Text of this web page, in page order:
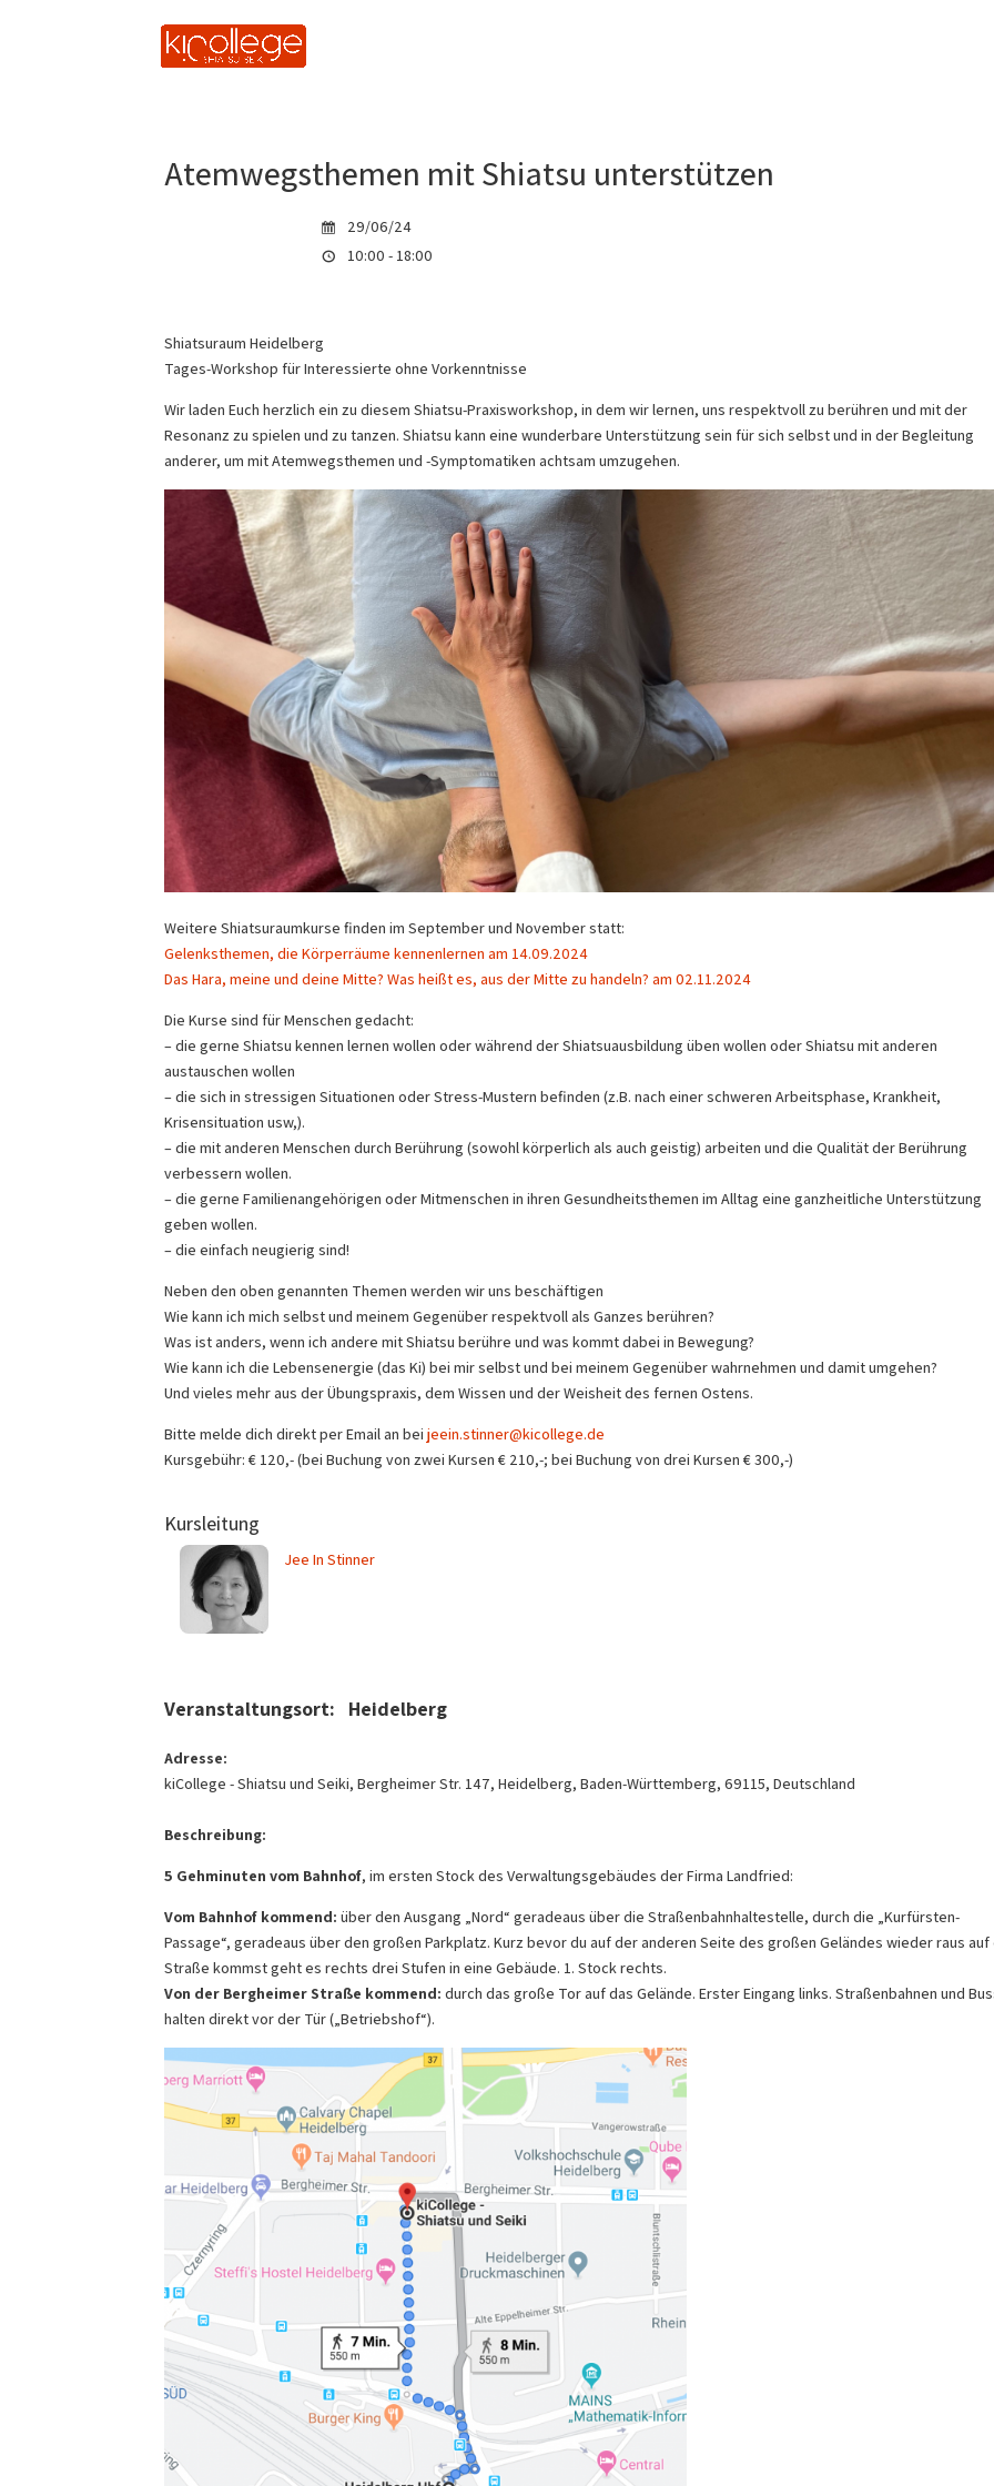
Atemwegsthemen mit Shiatsu unterstützen
29/06/24
10:00 - 18:00
Shiatsuraum Heidelberg
Tages-Workshop für Interessierte ohne Vorkenntnisse
Wir laden Euch herzlich ein zu diesem Shiatsu-Praxisworkshop, in dem wir lernen, uns respektvoll zu berühren und mit der
Resonanz zu spielen und zu tanzen. Shiatsu kann eine wunderbare Unterstützung sein für sich selbst und in der Begleitung
anderer, um mit Atemwegsthemen und -Symptomatiken achtsam umzugehen.
Weitere Shiatsuraumkurse finden im September und November statt:
Gelenksthemen, die Körperräume kennenlernen am 14.09.2024
Das Hara, meine und deine Mitte? Was heißt es, aus der Mitte zu handeln? am 02.11.2024
Die Kurse sind für Menschen gedacht:
– die gerne Shiatsu kennen lernen wollen oder während der Shiatsuausbildung üben wollen oder Shiatsu mit anderen
austauschen wollen
– die sich in stressigen Situationen oder Stress-Mustern befinden (z.B. nach einer schweren Arbeitsphase, Krankheit,
Krisensituation usw,).
– die mit anderen Menschen durch Berührung (sowohl körperlich als auch geistig) arbeiten und die Qualität der Berührung
verbessern wollen.
– die gerne Familienangehörigen oder Mitmenschen in ihren Gesundheitsthemen im Alltag eine ganzheitliche Unterstützung
geben wollen.
– die einfach neugierig sind!
Neben den oben genannten Themen werden wir uns beschäftigen
Wie kann ich mich selbst und meinem Gegenüber respektvoll als Ganzes berühren?
Was ist anders, wenn ich andere mit Shiatsu berühre und was kommt dabei in Bewegung?
Wie kann ich die Lebensenergie (das Ki) bei mir selbst und bei meinem Gegenüber wahrnehmen und damit umgehen?
Und vieles mehr aus der Übungspraxis, dem Wissen und der Weisheit des fernen Ostens.
Bitte melde dich direkt per Email an beijeein.stinner@kicollege.de
Kursgebühr: € 120,- (bei Buchung von zwei Kursen € 210,-; bei Buchung von drei Kursen € 300,-)
Kursleitung
Jee In Stinner
Veranstaltungsort: Heidelberg
Adresse:
kiCollege - Shiatsu und Seiki, Bergheimer Str. 147,Heidelberg,Baden-Württemberg,69115,Deutschland
Beschreibung:
5 Gehminuten vom Bahnhof, im ersten Stock des Verwaltungsgebäudes der Firma Landfried:
Vom Bahnhof kommend: über den Ausgang „Nord“ geradeaus über die Straßenbahnhaltestelle, durch die „Kurfürsten-
Passage“, geradeaus über den großen Parkplatz. Kurz bevor du auf der anderen Seite des großen Geländes wieder raus auf
Straße kommst geht es rechts drei Stufen in eine Gebäude. 1. Stock rechts.
Von der Bergheimer Straße kommend: durch das große Tor auf das Gelände. Erster Eingang links. Straßenbahnen und
halten direkt vor der Tür („Betriebshof“).